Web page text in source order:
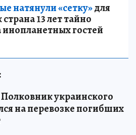
натянули «сетку»для
13 лет тайно
инопланетных гостей
украинского
на перевозке погибших